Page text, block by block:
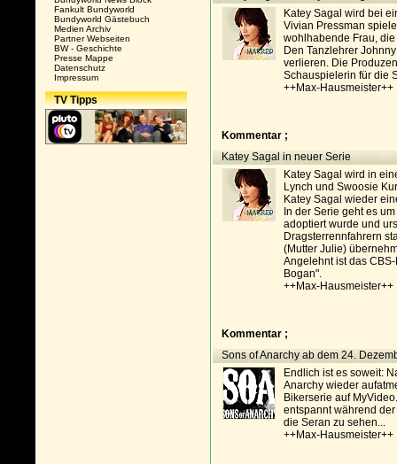
Fankult Bundyworld
Bundyworld Gästebuch
Medien Archiv
Partner Webseiten
BW - Geschichte
Presse Mappe
Datenschutz
Impressum
TV Tipps
Katey Sagal wird bei
Vivian Pressman
wohlhabende Frau,
Den Tanzlehrer
verlieren. Die
Schauspielerin für die
++Max-Hausmeister++
Kommentar ;
Katey Sagal in neuer Serie
Katey Sagal wird in
Lynch und Swoosie
Katey Sagal wieder
In der Serie geht es
adoptiert wurde und
Dragsterrennfahrern
(Mutter Julie)
Angelehnt ist das
Bogan".
++Max-Hausmeister++
Kommentar ;
Sons of Anarchy ab dem 24.
Endlich ist es soweit:
Anarchy wieder
Bikerserie auf
entspannt während
die Seran zu sehen...
++Max-Hausmeister++